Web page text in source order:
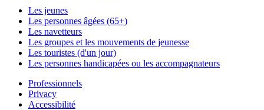
Les jeunes
Les personnes âgées (65+)
Les navetteurs
Les groupes et les mouvements de jeunesse
Les touristes (d'un jour)
Les personnes handicapées ou les accompagnateurs
Professionnels
Privacy
Accessibilité